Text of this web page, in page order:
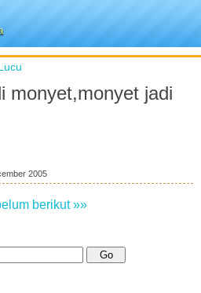
monyet,monyet jadi
2005
berikut »»